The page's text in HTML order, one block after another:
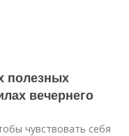
полезных
вечернего
чувствовать себя